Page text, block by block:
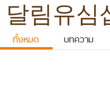
ทั้งหมด บทความ